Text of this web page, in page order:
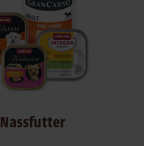
Nassfutter